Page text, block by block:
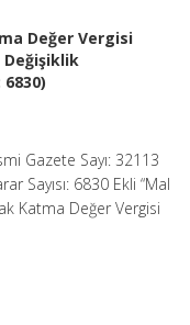
Değer Vergisi
Değişiklik
6830)
Gazete Sayı: 32113
Sayısı: 6830 Ekli “Mal
Katma Değer Vergisi